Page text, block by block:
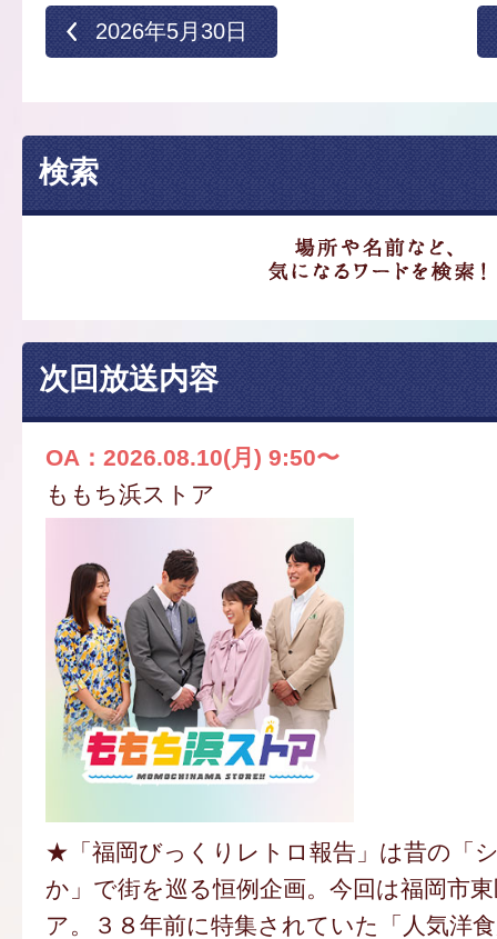
2026年5月30日
検索
次回放送内容
OA：2026.08.10(月) 9:50〜
ももち浜ストア
★「福岡びっくりレトロ報告」は昔の「
か」で街を巡る恒例企画。今回は福岡市
ア。３８年前に特集されていた「人気洋